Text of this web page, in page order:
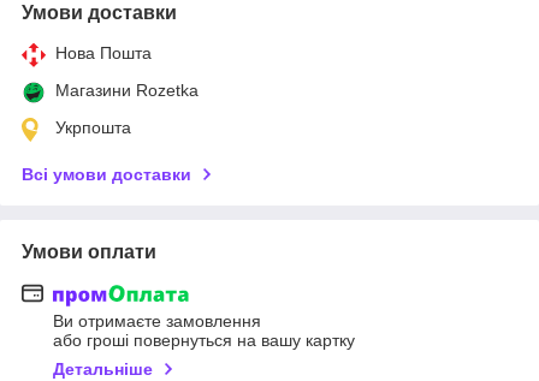
Умови доставки
Нова Пошта
Магазини Rozetka
Укрпошта
Всі умови доставки
Умови оплати
Ви отримаєте замовлення
або гроші повернуться на вашу картку
Детальніше